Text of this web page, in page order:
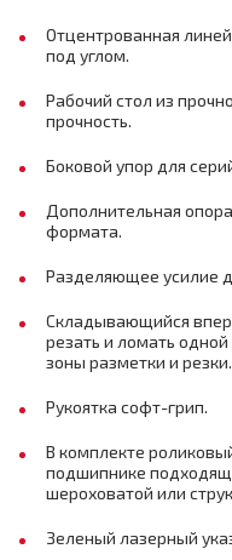
Отцентрованная
под углом.
Рабочий стол из
прочность.
Боковой упор для
Дополнительная
формата.
Разделяющее усилие
Складывающийся
резать и ломать
зоны разметки и резки.
Рукоятка софт-грип.
В комплекте
подшипнике
шероховатой или
Зеленый лазерный